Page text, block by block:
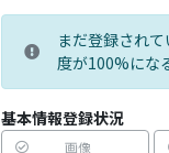
まだ登録され
度が100%にな
基本情報登録状況
画像